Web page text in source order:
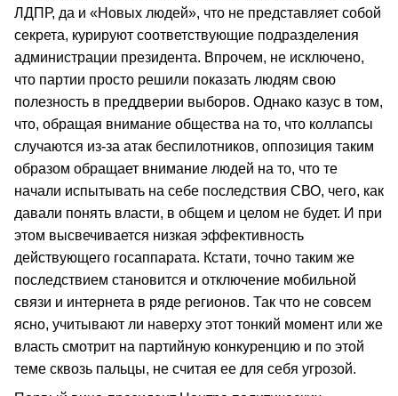
ЛДПР, да и «Новых людей», что не представляет собой
секрета, курируют соответствующие подразделения
администрации президента. Впрочем, не исключено,
что партии просто решили показать людям свою
полезность в преддверии выборов. Однако казус в том,
что, обращая внимание общества на то, что коллапсы
случаются из-за атак беспилотников, оппозиция таким
образом обращает внимание людей на то, что те
начали испытывать на себе последствия СВО, чего, как
давали понять власти, в общем и целом не будет. И при
этом высвечивается низкая эффективность
действующего госаппарата. Кстати, точно таким же
последствием становится и отключение мобильной
связи и интернета в ряде регионов. Так что не совсем
ясно, учитывают ли наверху этот тонкий момент или же
власть смотрит на партийную конкуренцию и по этой
теме сквозь пальцы, не считая ее для себя угрозой.